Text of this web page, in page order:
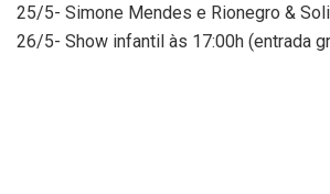
25/5- Simone Mendes e Rionegro &
26/5- Show infantil às 17:00h (entrada